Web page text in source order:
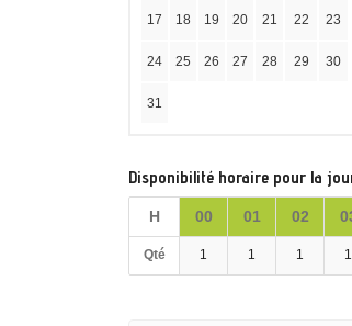
17 18 19 20 21 22 23
24 25 26 27 28 29 30
31
Disponibilité horaire pour la
H 00 01 02
Qté 1 1 1 1